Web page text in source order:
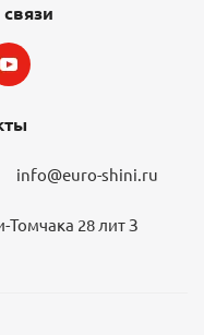
info@euro-shini.ru
Томчака 28 лит З